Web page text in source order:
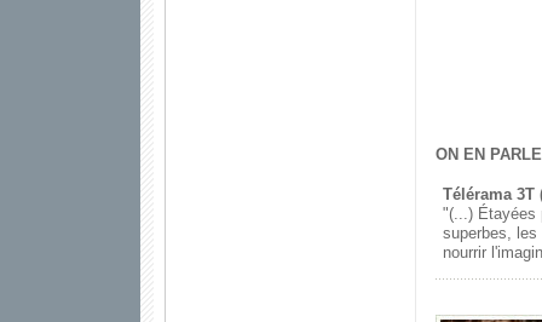
ON EN
Télérama 3T
"(...) Étayées
superbes, les
nourrir